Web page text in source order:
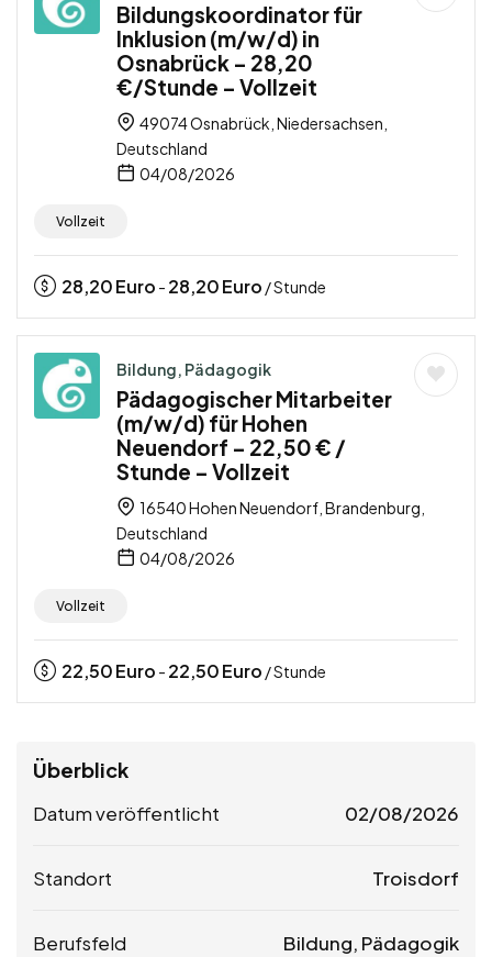
Bildungskoordinator für
Inklusion (m/w/d) in
Osnabrück – 28,20
€/Stunde – Vollzeit
49074 Osnabrück, Niedersachsen,
Deutschland
04/08/2026
Vollzeit
28,20Euro - 28,20Euro / Stunde
Bildung, Pädagogik
Pädagogischer Mitarbeiter
(m/w/d) für Hohen
Neuendorf – 22,50 € /
Stunde – Vollzeit
16540 Hohen Neuendorf, Brandenburg,
Deutschland
04/08/2026
Vollzeit
22,50Euro - 22,50Euro / Stunde
Überblick
Datum veröffentlicht 02/08/2026
Standort Troisdorf
Berufsfeld Bildung, Pädagogik